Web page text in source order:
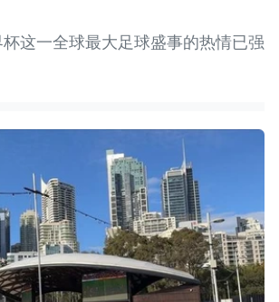
这一全球最大足球盛事的热情已强